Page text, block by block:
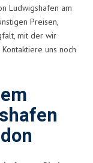
Ludwigshafen am
Preisen,
mit der wir
uns noch